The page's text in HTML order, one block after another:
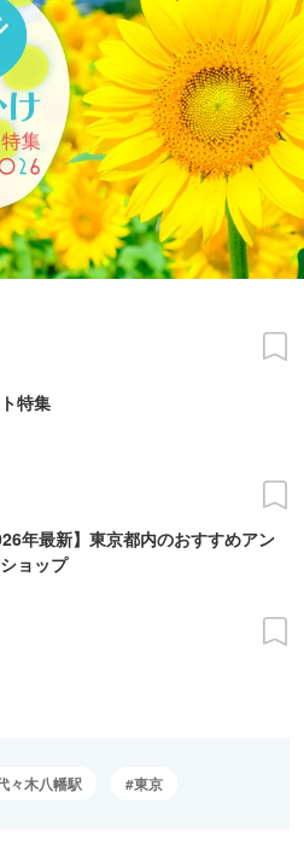
特集
年最新】東京都内のおすすめアン
ョップ
々木八幡駅 東京